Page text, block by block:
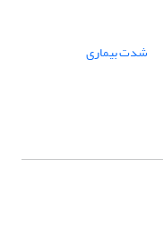
شدت بیماری